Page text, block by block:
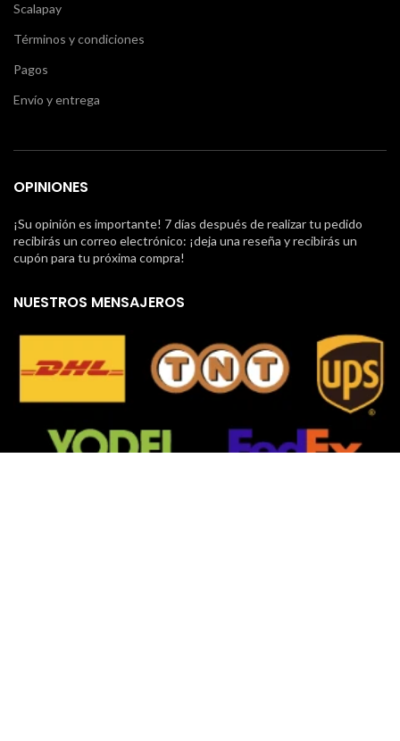
Scalapay
Términos y condiciones
Pagos
Envío y entrega
OPINIONES
¡Su opinión es importante! 7 días después de realizar tu pedido
recibirás un correo electrónico: ¡deja una reseña y recibirás un
cupón para tu próxima compra!
NUESTROS MENSAJEROS